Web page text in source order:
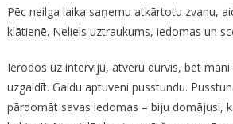
Pēc neilga laika saņemu atkārtotu zvanu,
klātienē. Neliels uztraukums, iedomas un
Ierodos uz interviju, atveru durvis, bet mani
uzgaidīt. Gaidu aptuveni pusstundu.
pārdomāt savas iedomas – biju domājusi,